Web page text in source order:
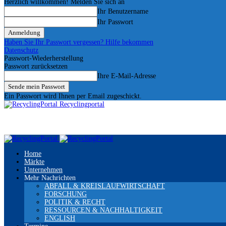
Herzlich willkommen! Melden Sie sich an
Ihr Benutzername
Ihr Passwort
Haben Sie Ihr Passwort vergessen? Hilfe bekommen
Datenschutz
Passwort-Wiederherstellung
Passwort zurücksetzen
Ihre E-Mail-Adresse
Ein Passwort wird Ihnen per Email zugeschickt.
Recyclingportal
Home
Märkte
Unternehmen
Mehr Nachrichten
ABFALL & KREISLAUFWIRTSCHAFT
FORSCHUNG
POLITIK & RECHT
RESSOURCEN & NACHHALTIGKEIT
ENGLISH